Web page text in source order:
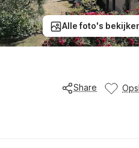
Alle foto's
Share